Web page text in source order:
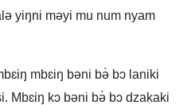
yiŋni məyi mu num nyam
mbɛiŋ bəni bə̀ bɔ laniki
Mbɛiŋ kɔ bəni bə̀ bɔ dzakaki